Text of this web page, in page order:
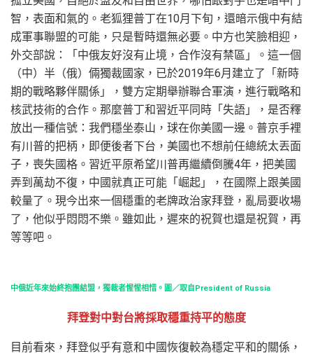
智，表面和氣的。老狐狸普丁在10月下旬，還暗示俄中有結
成軍事聯盟的可能，只是暫時還無必要。中方也笑臉相迎，
外交部說：「中俄友好沒有止境，合作沒有禁區」。這一個
（中）半（俄）倆獨裁國家，已於2019年6月建立了「新時
期的戰略夥伴關係」，雙方定期舉辦聯合軍演，進行戰略和
核武技術的合作。那麼普丁和習近平同時「失語」，是否釋
放出一種信號：我們穩坐泰山，球在你美國一邊。普京手裡
有川普的把柄，即便後者下台，美國也不想前任總統太丟面
子，喪失國格。習近平原希望川普再繼續倒騰4年，把美國
弄到萬劫不復，中國就真正可能「崛起」，在國際上跟美國
較量了。現今出來一個穩重的老牌政治家拜登，亂局要收場
了，他似乎悶悶不樂。雖如此，遲來的祝賀也還是祝賀，再
等等吧。
中俄近年來始終抱團結盟，獨裁者惺惺相惜。圖／取自President of Russia
拜登對中對台將採取穩重持平的態度
目前看來，拜登似乎有意和中國恢復較為穩定平和的關係，